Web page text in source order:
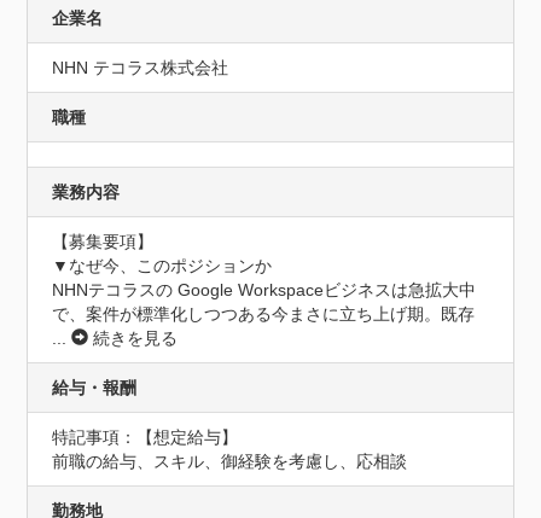
企業名
NHN テコラス株式会社
職種
業務内容
【募集要項】
▼なぜ今、このポジションか
NHNテコラスの Google Workspaceビジネスは急拡大中
で、案件が標準化しつつある今まさに立ち上げ期。既存
...
続きを見る
給与・報酬
特記事項：【想定給与】
前職の給与、スキル、御経験を考慮し、応相談
勤務地